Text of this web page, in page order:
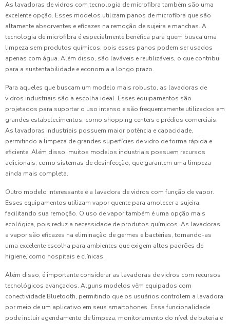
As lavadoras de vidros com tecnologia de microfibra também são uma
excelente opção. Esses modelos utilizam panos de microfibra que são
altamente absorventes e eficazes na remoção de sujeira e manchas. A
tecnologia de microfibra é especialmente benéfica para quem busca uma
limpeza sem produtos químicos, pois esses panos podem ser usados
apenas com água. Além disso, são laváveis e reutilizáveis, o que contribui
para a sustentabilidade e economia a longo prazo.
Para aqueles que buscam um modelo mais robusto, as lavadoras de
vidros industriais são a escolha ideal. Esses equipamentos são
projetados para suportar o uso intenso e são frequentemente utilizados em
grandes estabelecimentos, como shopping centers e prédios comerciais.
As lavadoras industriais possuem maior potência e capacidade,
permitindo a limpeza de grandes superfícies de vidro de forma rápida e
eficiente. Além disso, muitos modelos industriais possuem recursos
adicionais, como sistemas de desinfecção, que garantem uma limpeza
ainda mais completa.
Outro modelo interessante é a lavadora de vidros com função de vapor.
Esses equipamentos utilizam vapor quente para amolecer a sujeira,
facilitando sua remoção. O uso de vapor também é uma opção mais
ecológica, pois reduz a necessidade de produtos químicos. As lavadoras
a vapor são eficazes na eliminação de germes e bactérias, tornando-as
uma excelente escolha para ambientes que exigem altos padrões de
higiene, como hospitais e clínicas.
Além disso, é importante considerar as lavadoras de vidros com recursos
tecnológicos avançados. Alguns modelos vêm equipados com
conectividade Bluetooth, permitindo que os usuários controlem a lavadora
por meio de um aplicativo em seus smartphones. Essa funcionalidade
pode incluir agendamento de limpeza, monitoramento do nível de bateria e